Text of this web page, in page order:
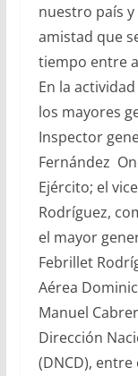
nuestro país
amistad que
tiempo entre
En la
los mayores
Inspector
Fernández
Ejército; el
Rodríguez,
el mayor
Febrillet
Aérea
Manuel
Dirección
(DNCD),